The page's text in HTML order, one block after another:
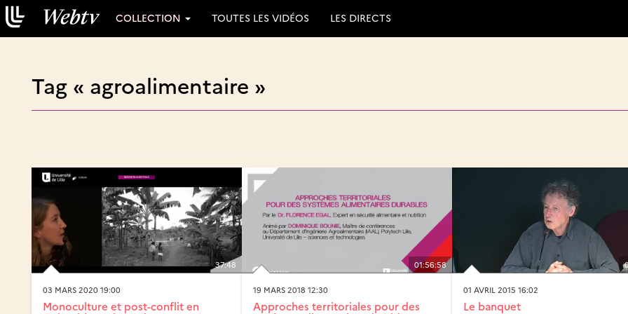
COLLECTION TOUTES LES VIDÉOS LES DIRECTS
Tag « agroalimentaire »
37:48
03 MARS 2020 19:00
Monoculture et post-conflit en
01:56:58
19 MARS 2018 12:30
Approches territoriales pour des
01 AVRIL 2015 16:02
Le banquet